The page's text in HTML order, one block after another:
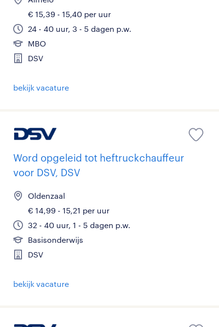
€ 15,39 - 15,40 per uur
24 - 40 uur, 3 - 5 dagen p.w.
MBO
DSV
bekijk vacature
Word opgeleid tot heftruckchauffeur
voor DSV, DSV
Oldenzaal
€ 14,99 - 15,21 per uur
32 - 40 uur, 1 - 5 dagen p.w.
Basisonderwijs
DSV
bekijk vacature